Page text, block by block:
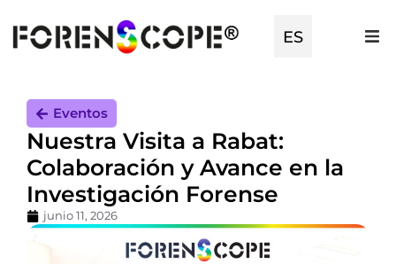
ES
TR
Eventos
Nuestra Visita a Rabat:
Colaboración y Avance en la
Investigación Forense
junio 11, 2026